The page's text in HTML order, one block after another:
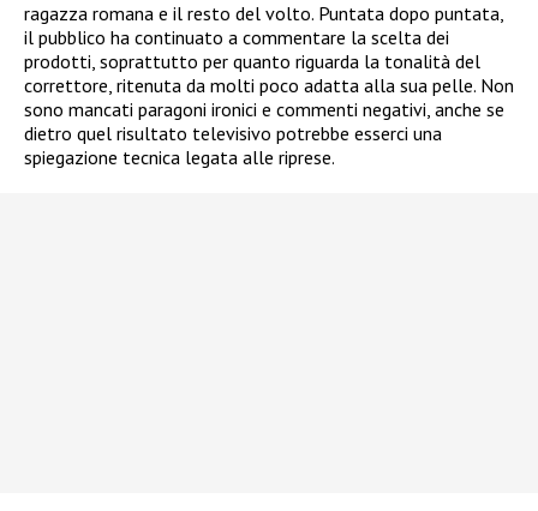
ragazza romana e il resto del volto. Puntata dopo puntata,
il pubblico ha continuato a commentare la scelta dei
prodotti, soprattutto per quanto riguarda la tonalità del
correttore, ritenuta da molti poco adatta alla sua pelle. Non
sono mancati paragoni ironici e commenti negativi, anche se
dietro quel risultato televisivo potrebbe esserci una
spiegazione tecnica legata alle riprese.